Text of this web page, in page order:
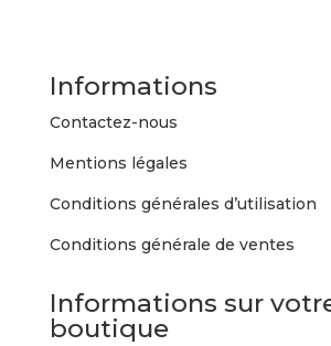
Informations
Contactez-nous
Mentions légales
Conditions générales d’utilisation
Conditions générale de ventes
Informations sur
boutique